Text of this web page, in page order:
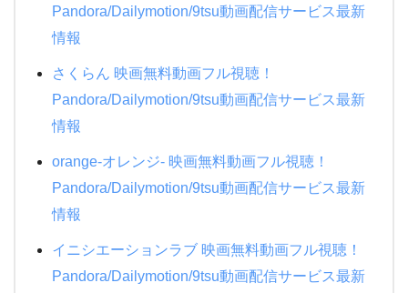
Pandora/Dailymotion/9tsu動画配信サービス最新
情報
さくらん 映画無料動画フル視聴！
Pandora/Dailymotion/9tsu動画配信サービス最新
情報
orange-オレンジ- 映画無料動画フル視聴！
Pandora/Dailymotion/9tsu動画配信サービス最新
情報
イニシエーションラブ 映画無料動画フル視聴！
Pandora/Dailymotion/9tsu動画配信サービス最新